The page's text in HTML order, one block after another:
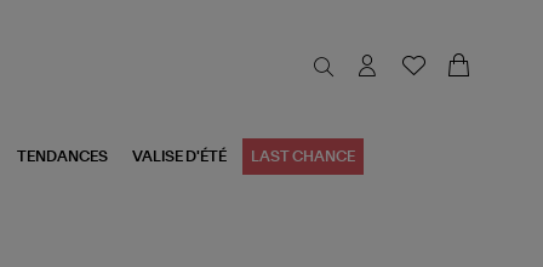
TENDANCES VALISE D'ÉTÉ LAST CHANCE